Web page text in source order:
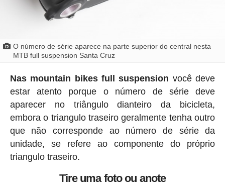
O número de série aparece na parte superior do central nesta
MTB full suspension Santa Cruz
Nas mountain bikes full suspension você deve
estar atento porque o número de série deve
aparecer no triângulo dianteiro da bicicleta,
embora o triangulo traseiro geralmente tenha outro
que não corresponde ao número de série da
unidade, se refere ao componente do próprio
triangulo traseiro.
Tire uma foto ou anote